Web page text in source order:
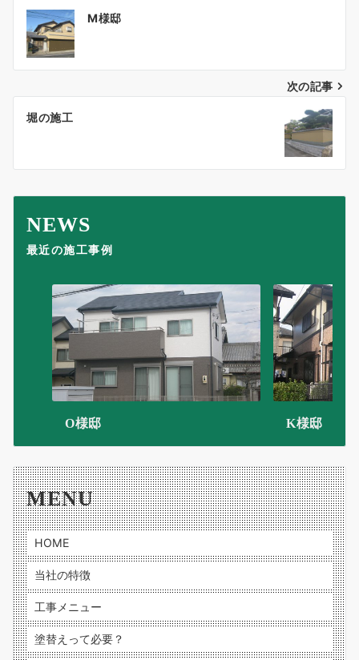
投
稿
ナ
ビ
ゲ
シ
ョ
ン
M様邸
次の記事
堀の施工
NEWS
最近の施工事例
O様邸 K様邸
MENU
HOME
当社の特徴
工事メニュー
塗替えって必要？